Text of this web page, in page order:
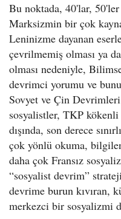
Bu noktada, 40'lar, 50'ler
Marksizmin bir çok
Leninizme dayanan
çevrilmemiş olması ya
olması nedeniyle,
devrimci yorumu ve
Sovyet ve Çin Devrimleri
sosyalistler, TKP
dışında, son derece
çok yönlü okuma,
daha çok Fransız
“sosyalist devrim”
devrime burun kıvıran,
merkezci bir sosyalizmi